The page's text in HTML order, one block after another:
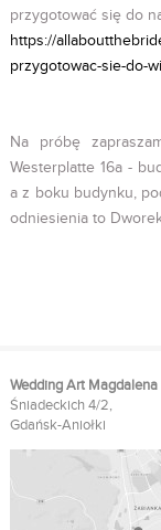
przygotować się do
https://
przygotowac-sie-do-
Na próbę
Westerplatte 16a -
a z boku budynku,
odniesienia to
Wedding Art Magdalena
Śniadeckich 4/2,
Gdańsk-Aniołki